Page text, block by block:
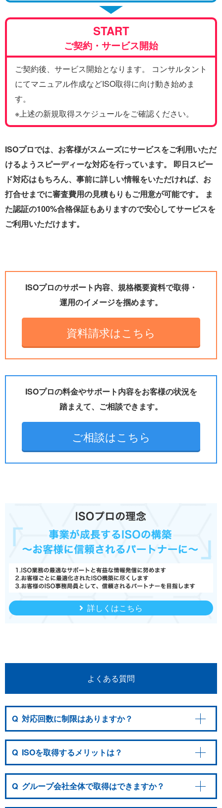
START
ご契約・サービス開始
ご契約後、サービス開始となります。 コンサルタント
にてマニュアル作成などISO取得に向け動き始めま
す。
※上述の新規取得スケジュールをご確認ください。
ISOプロでは、お客様がスムーズにサービスをご利用いただ
けるようスピーディーな対応を行っています。 即日スピー
ド対応はもちろん、事前に詳しい情報をいただければ、お
打合せまでに審査費用の見積もりもご用意が可能です。 ま
た認証の100%合格保証もありますので安心してサービスを
ご利用いただけます。
ISOプロのサポート内容、規格概要資料で取得・
運用のイメージを掴めます。
資料請求はこちら
ISOプロの料金やサポート内容をお客様の状況を
踏まえて、ご相談できます。
ご相談はこちら
詳しくはこちら
よくある質問
Q 対応回数に制限はありますか？
Q ISOを取得するメリットは？
Q グループ会社全体で取得はできますか？